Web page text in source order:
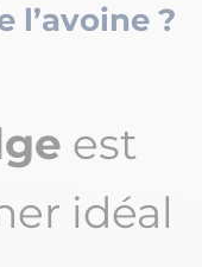
l’avoine ?
est
idéal